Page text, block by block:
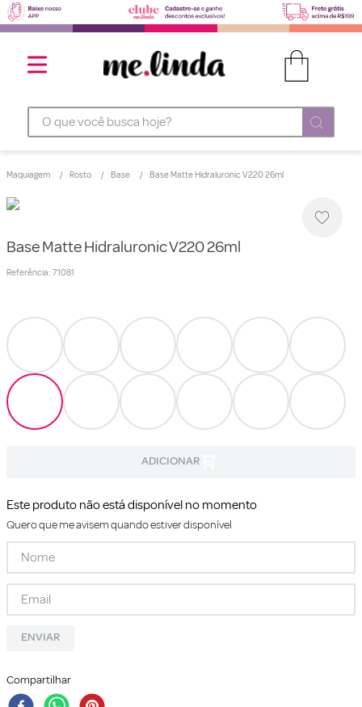
O que você busca hoje?
Maquiagem Rosto Base Base Matte Hidraluronic V220 26ml
Base Matte Hidraluronic V220 26ml
Referência: 71081
Este produto não está disponível no momento
Quero que me avisem quando estiver disponível
ENVIAR
Compartilhar